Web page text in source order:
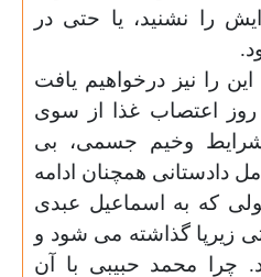
را نشنید، یا حتی در
را نیز درخواهیم یافت
اعتصاب غذا از سوی
وخیم جسمی، بی
همچنان ادامه
که به اسماعیل عبدی
گذاشته می شود و
محمد حبیبی با آن